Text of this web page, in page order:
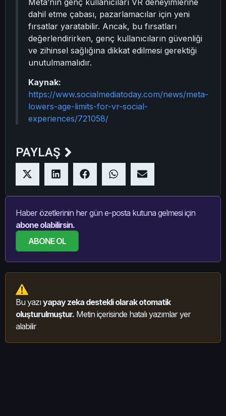
Meta’nın genç kullanıcıları VR deneyimlerine
dahil etme çabası, pazarlamacılar için yeni
fırsatlar yaratabilir. Ancak, bu fırsatları
değerlendirirken, genç kullanıcıların güvenliği
ve zihinsel sağlığına dikkat edilmesi gerektiği
unutulmamalıdır.
Kaynak:
https://www.socialmediatoday.com/news/meta-
lowers-age-limits-for-vr-social-
experiences/721058/
PAYLAŞ
Haber özetlerinin her gün e-posta kutuna gelmesi için
abone olabilirsin.
ABONE OL
Bu yazıyapay zeka destekli olarak otomatik
oluşturulmuştur. Metin içerisinde hatalı yazımlar yer
alabilir